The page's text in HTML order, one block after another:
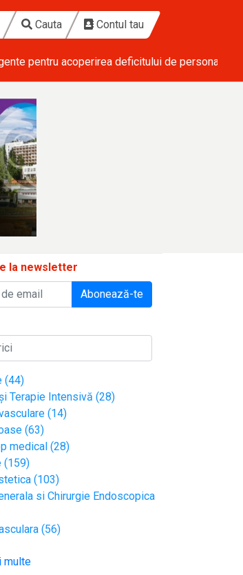
Cauta Contul tau
• Ponderas Academic Hospital
la newsletter
Abonează-te
(44)
Terapie Intensivă (28)
(14)
(63)
medical (28)
(159)
(103)
si Chirurgie Endoscopica
(56)
multe